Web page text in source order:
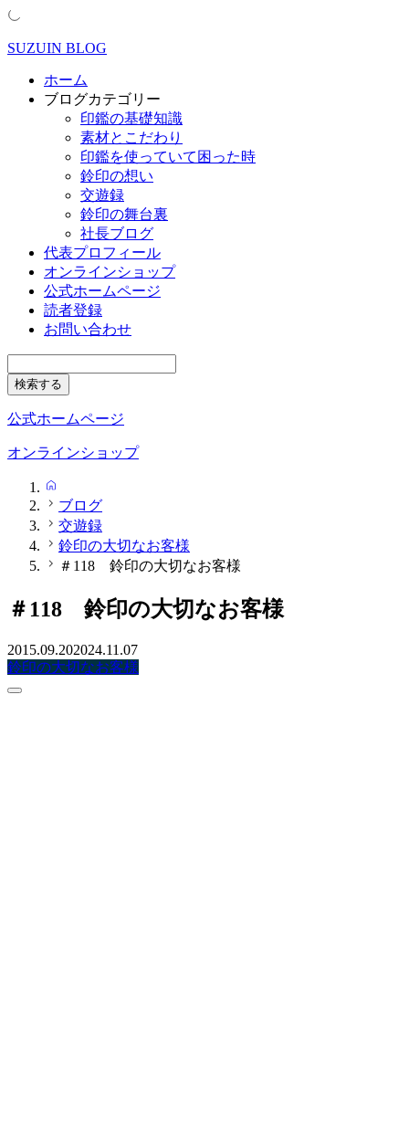
SUZUIN BLOG
ホーム
ブログカテゴリー
印鑑の基礎知識
素材とこだわり
印鑑を使っていて困った時
鈴印の想い
交遊録
鈴印の舞台裏
社長ブログ
代表プロフィール
オンラインショップ
公式ホームページ
読者登録
お問い合わせ
公式ホームページ
オンラインショップ
ブログ
交遊録
鈴印の大切なお客様
＃118 鈴印の大切なお客様
＃118 鈴印の大切なお客様
2015.09.202024.11.07
鈴印の大切なお客様